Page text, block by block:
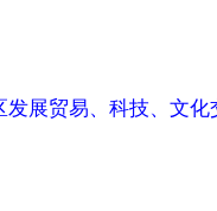
展贸易、科技、文化